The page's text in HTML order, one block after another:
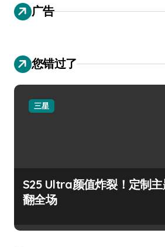
广告
您错过了
三星
S25 Ultra颜值炸裂！定制
翻全场